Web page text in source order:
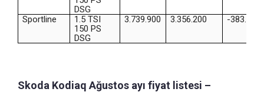
DSG
Sportline
1.5 TSI
150 PS
DSG
3.739.900 3.356.200 -383.700
Skoda Kodiaq Ağustos ayı fiyat listesi –